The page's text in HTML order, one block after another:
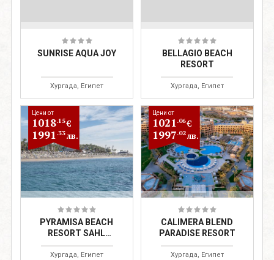
SUNRISE AQUA JOY
Хургада, Египет
BELLAGIO BEACH
RESORT
Хургада, Египет
Цени от
1018.15€
1991.33лв.
PYRAMISA BEACH
RESORT SAHL
HASHEESH
Хургада, Египет
Цени от
1021.06€
1997.02лв.
CALIMERA BLEND
PARADISE RESORT
Хургада, Египет